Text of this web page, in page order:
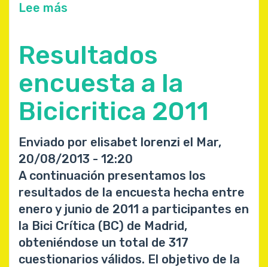
Lee más
la
reivindicación
ciclista
del
pasado
20
de
Agosto
en
Madrid
Resultados
encuesta a la
Bicicritica 2011
Enviado por elisabet lorenzi el Mar,
20/08/2013 - 12:20
A continuación presentamos los
resultados de la encuesta hecha entre
enero y junio de 2011 a participantes en
la Bici Crítica (BC) de Madrid,
obteniéndose un total de 317
cuestionarios válidos. El objetivo de la